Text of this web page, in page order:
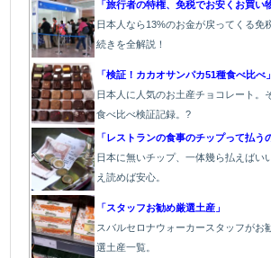
「旅行者の特権、免税でお安くお買い
日本人なら13%のお金が戻ってくる免
続きを全解説！
「検証！カカオサンパカ51種食べ比べ」
日本人に人気のお土産チョコレート。
食べ比べ検証記録。?
「レストランの食事のチップって払う
日本に無いチップ、一体幾ら払えば
え読めば安心。
「スタッフお勧め厳選土産」
スバルセロナウォーカースタッフがお
選土産一覧。